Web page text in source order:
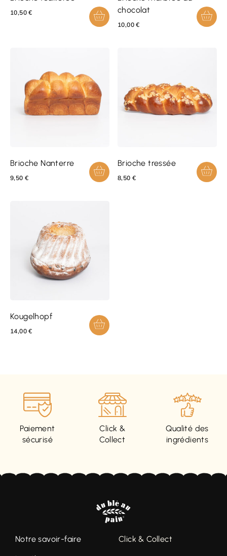
10,50€
chocolat
10,00€
Brioche Nanterre
9,50 €
Brioche tressée
8,50 €
Kougelhopf
14,00€
Paiement
sécurisé
Click &
Collect
Qualité des
ingrédients
Notre savoir-faire Click & Collect